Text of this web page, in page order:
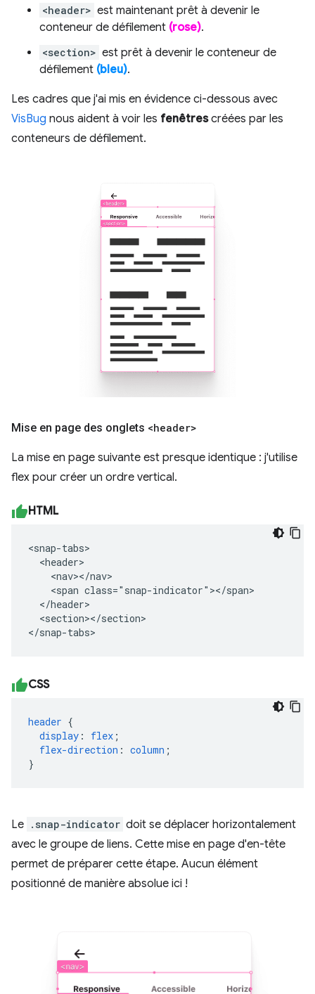
<header> est maintenant prêt à devenir le
conteneur de défilement (rose).
<section> est prêt à devenir le conteneur de
défilement (bleu).
Les cadres que j'ai mis en évidence ci-dessous avec
VisBug nous aident à voir les fenêtrescréées par les
conteneurs de défilement.
Mise en page des onglets <header>
La mise en page suivante est presque identique : j'utilise
flex pour créer un ordre vertical.
HTML
<snap-tabs>
  <header>
    <nav></nav>
    <span class="snap-indicator"></span>
  </header>
  <section></section>
</snap-tabs>
CSS
header {
display : flex ;
flex-direction : column ;
}
Le .snap-indicator doit se déplacer horizontalement
avec le groupe de liens. Cette mise en page d'en-tête
permet de préparer cette étape. Aucun élément
positionné de manière absolue ici !